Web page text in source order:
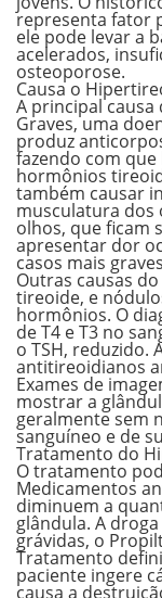
representa fator
ele pode levar a
acelerados,
osteoporose.
Causa o
A principal
Graves, uma
produz
fazendo com que
hormônios
também causar
musculatura dos
olhos, que ficam
apresentar dor
casos mais
Outras causas
tireoide, e
hormônios. O
de T4 e T3 no
o TSH, reduzido.
antitireoidianos
Exames de
mostrar a
geralmente sem
sanguíneo e de
Tratamento do
O tratamento
Medicamentos
diminuem a
glândula. A
grávidas, o
Tratamento
paciente ingere
causa a